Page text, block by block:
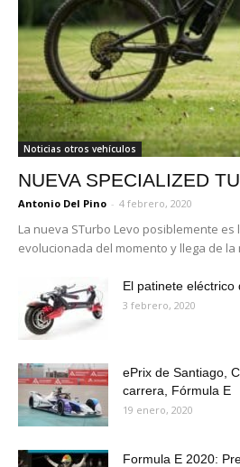
Noticias otros vehículos
NUEVA SPECIALIZED
Antonio Del Pino - 4 febrero, 2020
La nueva STurbo Levo posiblemente
evolucionada del momento y llega de la
El patinete eléctrico
3 febrero, 2020
ePrix de Santiago,
carrera, Fórmula E
19 enero, 2020
Formula E 2020: